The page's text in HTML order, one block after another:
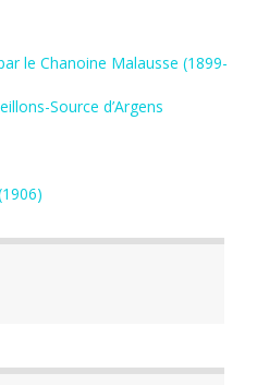
le Chanoine Malausse (1899-
Source d’Argens